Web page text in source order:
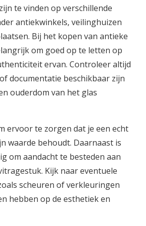
te vinden op verschillende
antiekwinkels, veilinghuizen
Bij het kopen van antieke
om goed op te letten op
ervan. Controleer altijd
documentatie beschikbaar zijn
ouderdom van het glas
ervoor te zorgen dat je een echt
waarde behoudt. Daarnaast is
om aandacht te besteden aan
Kijk naar eventuele
scheuren of verkleuringen
hebben op de esthetiek en